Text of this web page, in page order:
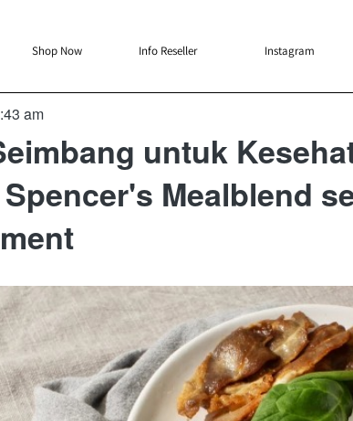
`
Shop Now `
Info Reseller `
Instagram
am
untuk
Mealblend